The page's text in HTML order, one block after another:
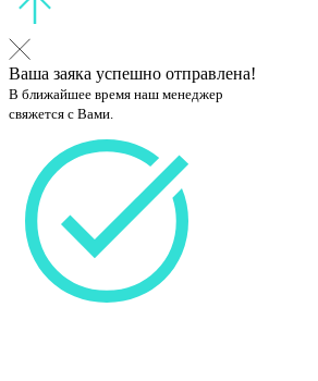
Ваша заяка успешно отправлена!
В ближайшее время наш менеджер
свяжется с Вами.